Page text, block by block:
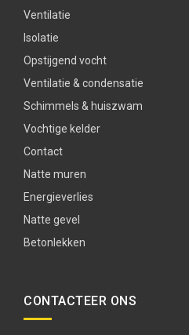
Ventilatie
Isolatie
Opstijgend vocht
Ventilatie & condensatie
Schimmels & huiszwam
Vochtige kelder
Contact
Natte muren
Energieverlies
Natte gevel
Betonlekken
CONTACTEER ONS